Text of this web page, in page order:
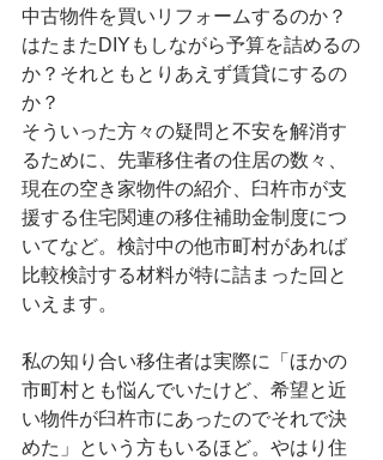
中古物件を買いリフォームするのか？
はたまたDIYもしながら予算を詰めるの
か？それともとりあえず賃貸にするの
か？
そういった方々の疑問と不安を解消す
るために、先輩移住者の住居の数々、
現在の空き家物件の紹介、臼杵市が支
援する住宅関連の移住補助金制度につ
いてなど。検討中の他市町村があれば
比較検討する材料が特に詰まった回と
いえます。
私の知り合い移住者は実際に「ほかの
市町村とも悩んでいたけど、希望と近
い物件が臼杵市にあったのでそれで決
めた」という方もいるほど。やはり住